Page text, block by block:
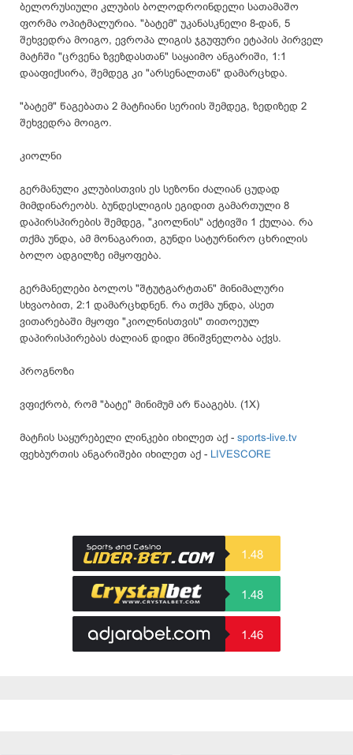
ბელორუსიული კლუბის ბოლოდროინდელი სათამაშო
ფორმა ოპიტმალურია. "ბატემ" უკანასკნელი 8-დან, 5
შეხვედრა მოიგო, ევროპა ლიგის ჯგუფური ეტაპის პირველ
მატჩში "ცრვენა ზვეზდასთან" საყაიმო ანგარიში, 1:1
დააფიქსირა, შემდეგ კი "არსენალთან" დამარცხდა.
"ბატემ" წაგებათა 2 მატჩიანი სერიის შემდეგ, ზედიზედ 2
შეხვედრა მოიგო.
კიოლნი
გერმანული კლუბისთვის ეს სეზონი ძალიან ცუდად
მიმდინარეობს. ბუნდესლიგის ეგიდით გამართული 8
დაპირსპირების შემდეგ, "კიოლნის" აქტივში 1 ქულაა. რა
თქმა უნდა, ამ მონაგარით, გუნდი სატურნირო ცხრილის
ბოლო ადგილზე იმყოფება.
გერმანელები ბოლოს "შტუტგარტთან" მინიმალური
სხვაობით, 2:1 დამარცხდნენ. რა თქმა უნდა, ასეთ
ვითარებაში მყოფი "კიოლნისთვის" თითოეულ
დაპირისპირებას ძალიან დიდი მნიშვნელობა აქვს.
პროგნოზი
ვფიქრობ, რომ "ბატე" მინიმუმ არ წააგებს. (1X)
მატჩის საყურებელი ლინკები იხილეთ აქ - sports-live.tv
ფეხბურთის ანგარიშები იხილეთ აქ - LIVESCORE
1.48
1.48
1.46